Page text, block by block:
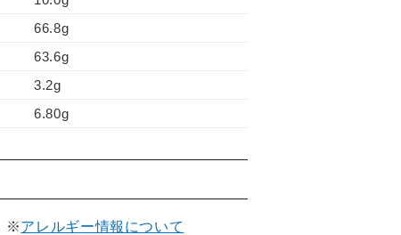
66.8g
63.6g
3.2g
6.80g
※アレルギー情報について